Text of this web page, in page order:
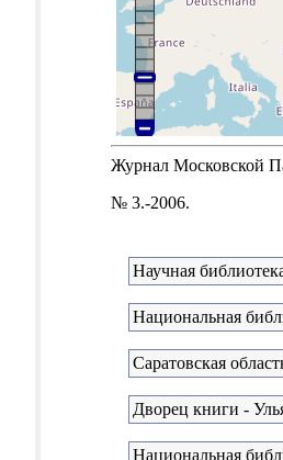
Журнал Московской
№ 3.-2006.
Научная
Национальная
Саратовская
Дворец книги -
Национальная